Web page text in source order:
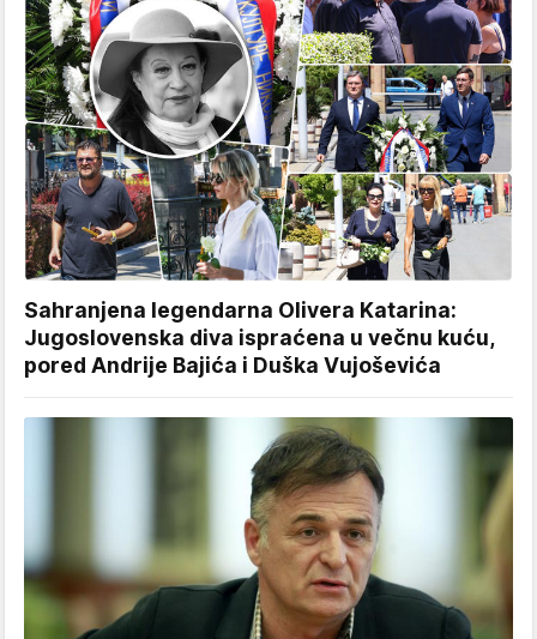
Sahranjena legendarna Olivera Katarina:
Jugoslovenska diva ispraćena u večnu kuću,
pored Andrije Bajića i Duška Vujoševića